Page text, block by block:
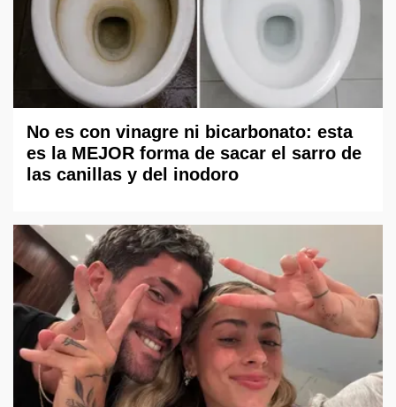
No es con vinagre ni bicarbonato: esta
es la MEJOR forma de sacar el sarro de
las canillas y del inodoro